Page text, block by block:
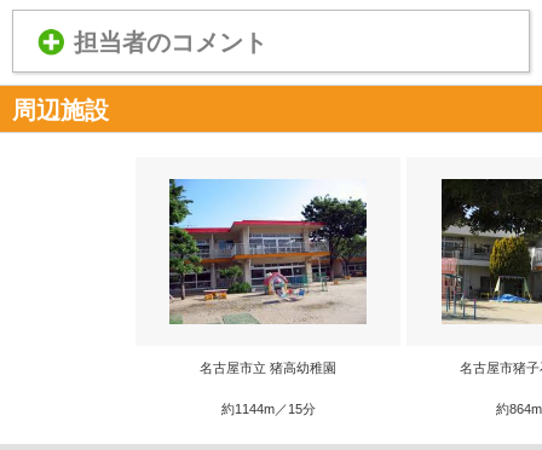
担当者のコメント
周辺施設
名古屋市立 猪高幼稚園
約1144m／15分
名古屋市猪
約